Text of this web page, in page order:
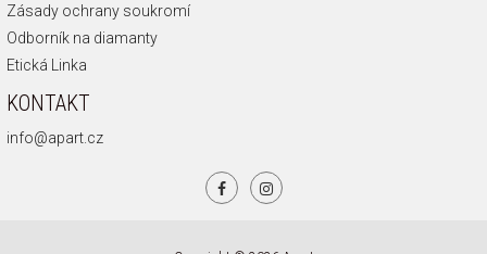
Zásady ochrany soukromí
Odborník na diamanty
Etická Linka
KONTAKT
info@apart.cz